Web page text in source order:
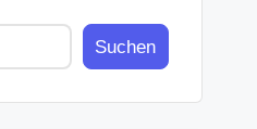
Suchen